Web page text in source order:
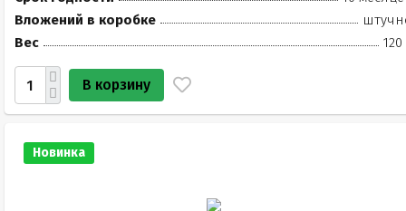
Вложений в коробке
Вес
120
В корзину
Новинка